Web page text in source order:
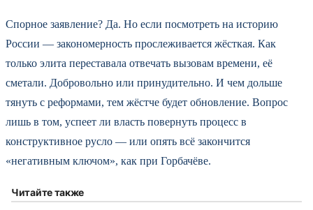
Спорное заявление? Да. Но если посмотреть на историю
России — закономерность прослеживается жёсткая. Как
только элита переставала отвечать вызовам времени, её
сметали. Добровольно или принудительно. И чем дольше
тянуть с реформами, тем жёстче будет обновление. Вопрос
лишь в том, успеет ли власть повернуть процесс в
конструктивное русло — или опять всё закончится
«негативным ключом», как при Горбачёве.
Читайте также